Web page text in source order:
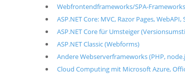
Webfrontendframeworks/SPA-
ASP.NET Core: MVC, Razor Pages,
ASP.NET Core für Umsteiger
ASP.NET Classic (Webforms)
Andere Webserverframeworks (PHP,
Cloud Computing mit Microsoft Azure,